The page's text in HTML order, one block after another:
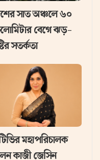
সাত অঞ্চলে ৬০
বেগে ঝড়-
সতর্কতা
মহাপরিচালক
কাজী জেসিন